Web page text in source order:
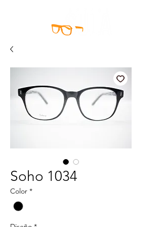
Soho 1034
Color *